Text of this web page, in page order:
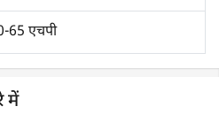
65 एचपी
में